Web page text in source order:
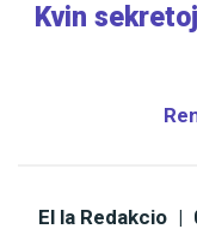
Kvin
El la Redakcio |